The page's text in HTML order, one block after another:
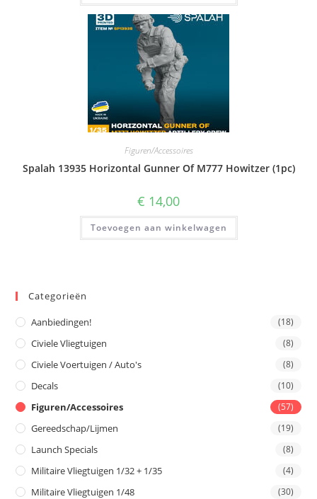
Figuren/Accessoires
Spalah 13935 Horizontal Gunner Of M777 Howitzer (1pc)
€ 14,00
Toevoegen aan winkelwagen
Categorieën
Aanbiedingen! (18)
Civiele Vliegtuigen (8)
Civiele Voertuigen / Auto's (8)
Decals (10)
Figuren/Accessoires (57)
Gereedschap/Lijmen (19)
Launch Specials (8)
Militaire Vliegtuigen 1/32 + 1/35 (4)
Militaire Vliegtuigen 1/48 (30)